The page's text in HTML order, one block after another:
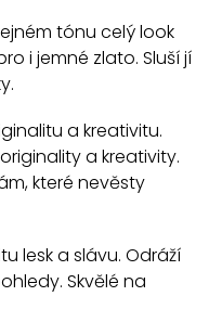
tónu celý look
i jemné zlato. Sluší jí
a kreativitu.
a kreativity.
které nevěsty
lesk a slávu. Odráží
Skvělé na